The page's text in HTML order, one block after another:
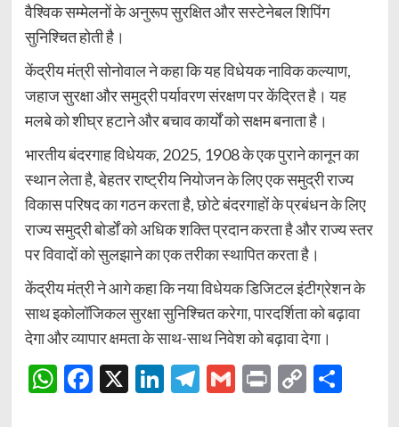
वैश्विक सम्मेलनों के अनुरूप सुरक्षित और सस्टेनेबल शिपिंग
सुनिश्चित होती है।
केंद्रीय मंत्री सोनोवाल ने कहा कि यह विधेयक नाविक कल्याण,
जहाज सुरक्षा और समुद्री पर्यावरण संरक्षण पर केंद्रित है। यह
मलबे को शीघ्र हटाने और बचाव कार्यों को सक्षम बनाता है।
भारतीय बंदरगाह विधेयक, 2025, 1908 के एक पुराने कानून का
स्थान लेता है, बेहतर राष्ट्रीय नियोजन के लिए एक समुद्री राज्य
विकास परिषद का गठन करता है, छोटे बंदरगाहों के प्रबंधन के लिए
राज्य समुद्री बोर्डों को अधिक शक्ति प्रदान करता है और राज्य स्तर
पर विवादों को सुलझाने का एक तरीका स्थापित करता है।
केंद्रीय मंत्री ने आगे कहा कि नया विधेयक डिजिटल इंटीग्रेशन के
साथ इकोलॉजिकल सुरक्षा सुनिश्चित करेगा, पारदर्शिता को बढ़ावा
देगा और व्यापार क्षमता के साथ-साथ निवेश को बढ़ावा देगा।
WhatsApp
Facebook
X LinkedIn
Telegram
Gmail
Print
Copy